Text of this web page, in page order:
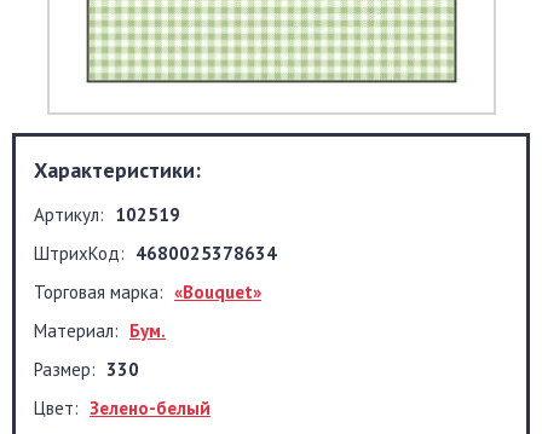
Характеристики:
Артикул: 102519
ШтрихКод: 4680025378634
Торговая марка: «Bouquet»
Материал: Бум.
Размер: 330
Цвет: Зелено-белый